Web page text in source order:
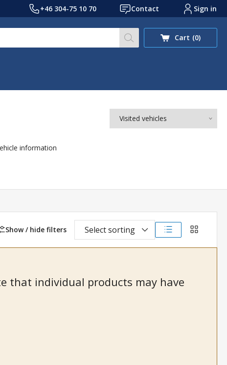
+46 304-75 10 70 Contact Sign in
Search our site for
Cart (0)
Visited vehicles
information
Show / hide filters Select sorting
List view
that individual products may have